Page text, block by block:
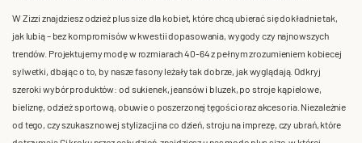
W Zizzi znajdziesz odzież plus size dla kobiet, które chcą ubierać się dokładnie tak,
jak lubią – bez kompromisów w kwestii dopasowania, wygody czy najnowszych
trendów. Projektujemy modę w rozmiarach 40-64 z pełnym zrozumieniem kobiecej
sylwetki, dbając o to, by nasze fasony leżały tak dobrze, jak wyglądają. Odkryj
szeroki wybór produktów: od sukienek, jeansów i bluzek, po stroje kąpielowe,
bieliznę, odzież sportową, obuwie o poszerzonej tęgości oraz akcesoria. Niezależnie
od tego, czy szukasz nowej stylizacji na co dzień, stroju na imprezę, czy ubrań, które